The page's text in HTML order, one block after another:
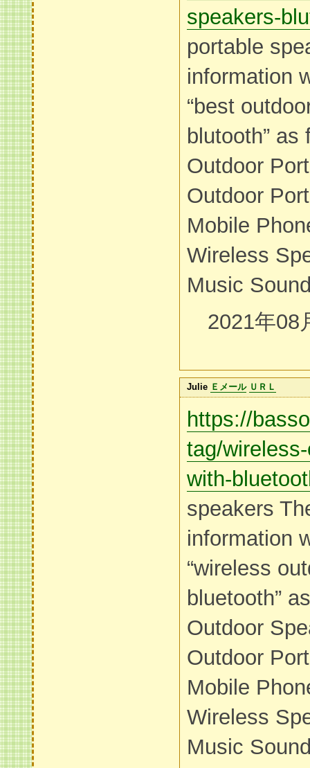
speakers-
portable
information
“best
blutooth” as
Outdoor
Outdoor
Mobile
Wireless
Music
2021年08
Julie Ｅメール ＵＲＬ
https://
tag/
with-
speakers
information
“wireless
bluetooth”
Outdoor
Outdoor
Mobile
Wireless
Music